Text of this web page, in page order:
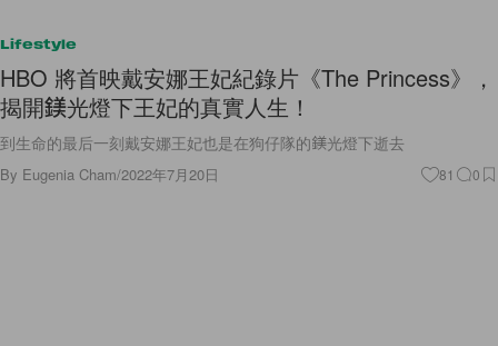
Lifestyle
HBO 將首映戴安娜王妃紀錄片《The Princess》，
揭開鎂光燈下王妃的真實人生！
到生命的最后一刻戴安娜王妃也是在狗仔隊的鎂光燈下逝去
By Eugenia Cham/2022年7月20日 81 0